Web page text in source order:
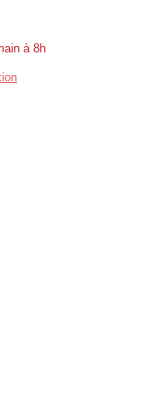
à 8h